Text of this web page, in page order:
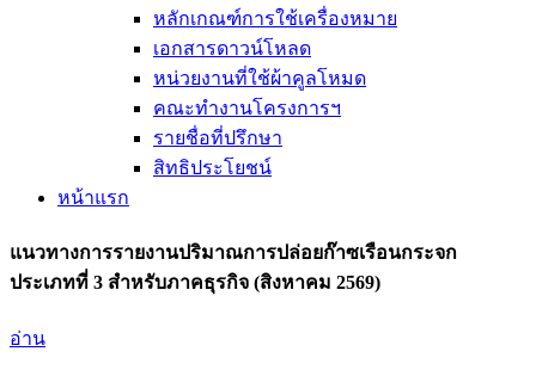
หลักเกณฑ์การใช้เครื่องหมาย
เอกสารดาวน์โหลด
หน่วยงานที่ใช้ผ้าคูลโหมด
คณะทำงานโครงการฯ
รายชื่อที่ปรึกษา
สิทธิประโยชน์
หน้าแรก
แนวทางการรายงานปริมาณการปล่อยก๊าซเรือนกระจก
ประเภทที่ 3 สำหรับภาคธุรกิจ (สิงหาคม 2569)
อ่าน